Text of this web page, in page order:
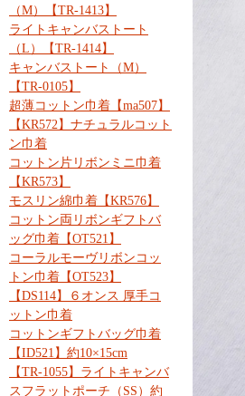
（M）【TR-1413】
ライトキャンバストート
（L）【TR-1414】
キャンバストート（M）
【TR-0105】
超薄コットン巾着【ma507】
【KR572】ナチュラルコット
ン巾着
コットン片リボンミニ巾着
【KR573】
モスリン綿巾着【KR576】
コットン両リボンギフトバ
ッグ巾着【OT521】
コーラルモーヴリボンコッ
トン巾着【OT523】
【DS114】６オンス 厚手コ
ットン巾着
コットンギフトバッグ巾着
【ID521】約10×15cm
【TR-1055】ライトキャンバ
スフラットポーチ（SS）約